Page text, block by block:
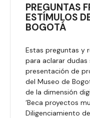
PREGUNTAS
ESTÍMULOS
BOGOTÁ
Estas preguntas y
para aclarar
presentación de
del Museo de
de la dimensión
‘Beca proyectos
Diligenciamiento